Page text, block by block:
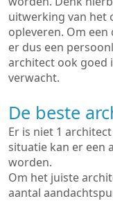
uitwerking van het
opleveren. Om
er dus een
architect ook goed
verwacht.
De beste
Er is niet 1
situatie kan er een
worden.
Om het juiste
aantal